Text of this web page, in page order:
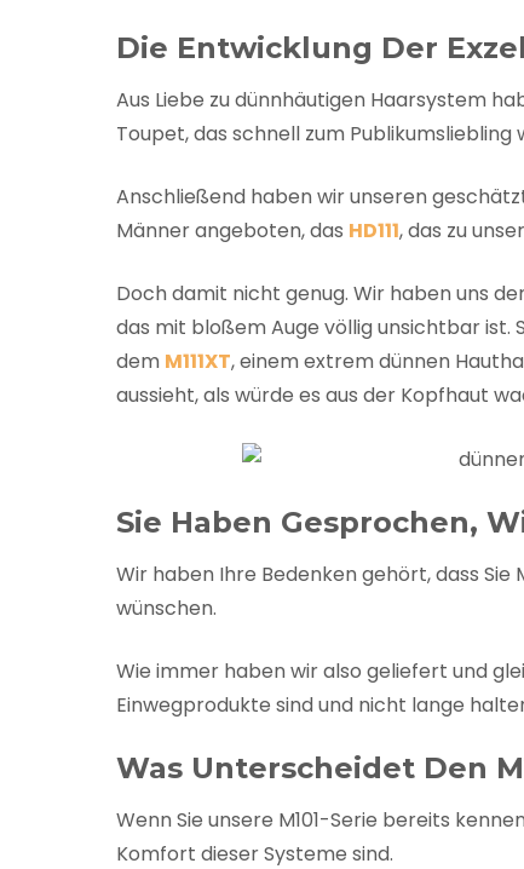
Die Entwicklung Der
Aus Liebe zu dünnhäutigen Haarsystem
Toupet, das schnell zum Publikumsliebling
Anschließend haben wir unseren
Männer angeboten, das HD111, das zu
Doch damit nicht genug. Wir haben uns
das mit bloßem Auge völlig unsichtbar ist.
dem M111XT, einem extrem dünnen
aussieht, als würde es aus der Kopfhaut
Sie Haben Gesprochen,
Wir haben Ihre Bedenken gehört, dass Sie
wünschen.
Wie immer haben wir also geliefert und
Einwegprodukte sind und nicht lange
Was Unterscheidet Den
Wenn Sie unsere M101-Serie bereits
Komfort dieser Systeme sind.